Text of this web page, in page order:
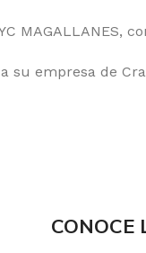
MAGALLANES,
su empresa de
CONOCE